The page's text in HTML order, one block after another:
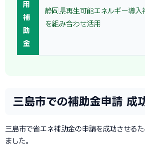
用
補
助
金
静岡県再生可能エネルギー導
を組み合わせ活用
三島市での補助金申請 成
三島市で省エネ補助金の申請を成功させる
ました。